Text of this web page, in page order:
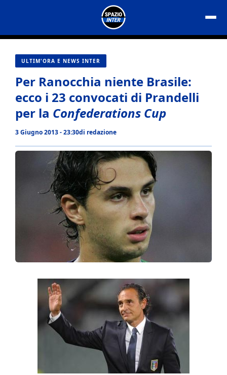
contenuto
ULTIM'ORA E NEWS INTER
Per Ranocchia niente Brasile:
ecco i 23 convocati di Prandelli
per la Confederations Cup
3 Giugno 2013 - 23:30di redazione